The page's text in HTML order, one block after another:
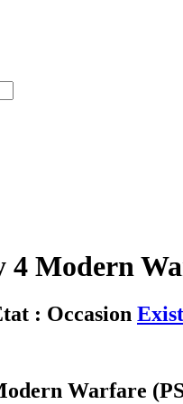
4 Modern
: Occasion
Warfare